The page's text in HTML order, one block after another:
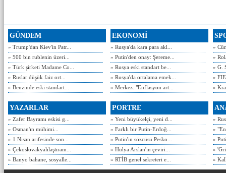
GÜNDEM
» Trump'dan Kiev'in Patr...
» 500 bin rublenin üzeri...
» Türk şirketi Madame Co...
» Ruslar düşük faiz ort...
» Benzinde eski standart...
EKONOMİ
» Rusya'da kara para akl...
» Putin'den onay: Şereme...
» Rusya eski standart be...
» Rusya'da ortalama emek...
» Merkez: "Enflasyon art...
»
»
» G.
»
»
YAZARLAR
» Zafer Bayramı eskisi g...
» Osman'ın mühimi...
» 1 Nisan arifesinde son...
» Çekoslovakyalılaştıram...
» Banyo bahane, sosyalle...
PORTRE
» Yeni büyükelçi, yeni d...
» Farklı bir Putin-Erdoğ...
» Putin'in sözcüsü Pesko...
» Hülya Arslan'ın çeviri...
» RTİB genel sekreteri e...
»
»
»
»
»